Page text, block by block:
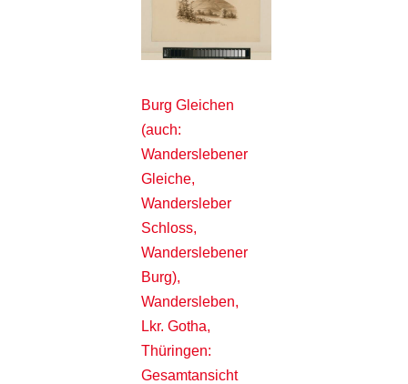
Burg Gleichen
(auch:
Wanderslebener
Gleiche,
Wandersleber
Schloss,
Wanderslebener
Burg),
Wandersleben,
Lkr. Gotha,
Thüringen:
Gesamtansicht